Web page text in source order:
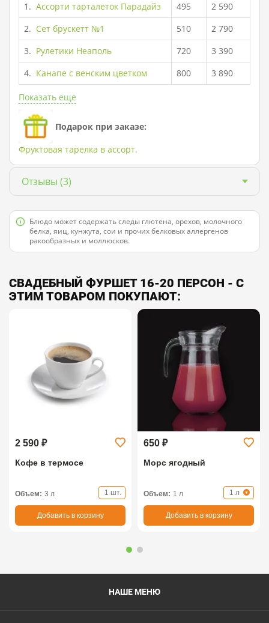
1. Ассорти тарталеток Парадайз 495
2 590
2. Сет брускетт №1 510
2 790
3. Рулетики Неаполь 720
3 390
4. Канапе с венским цветком 800 3 890
Показать еще
Подарок при заказе:
Фруктовая тарелка в ассорт.
Отзывы (3)
Блюдо может содержать следы глютена, орехов, молочного
белка, яиц, кунжута, сои и прочих белковых аллергенов
ракообразных и моллюсков.
СВАДЕБНЫЙ ФУРШЕТ 16-20 ПЕРСОН - С
ЭТИМ ТОВАРОМ ПОКУПАЮТ:
2 590 ₽
Кофе в термосе
Объем: 3 л 1 шт.
Добавить в корзину
650 ₽
Морс ягодный
Объем: 1 л 1 л
Добавить в корзину
НАШЕ МЕНЮ